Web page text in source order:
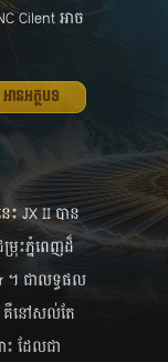
Cilent អាច​
អានអត្ថបទ
ះ JX II បាន​
ម្រុះ​ភ្នំពេញ​ដ៏​
។​ ជា​លទ្ធផល​
គឺ​​​នៅ​សល់​តែ
ដែល​ជា​